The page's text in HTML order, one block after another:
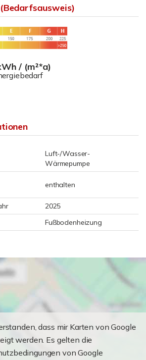
/ (m²*a)
Luft-/Wasser-
Wärmepumpe
enthalten
2025
Fußbodenheizung
dass mir Karten von Google
werden. Es gelten die
von Google